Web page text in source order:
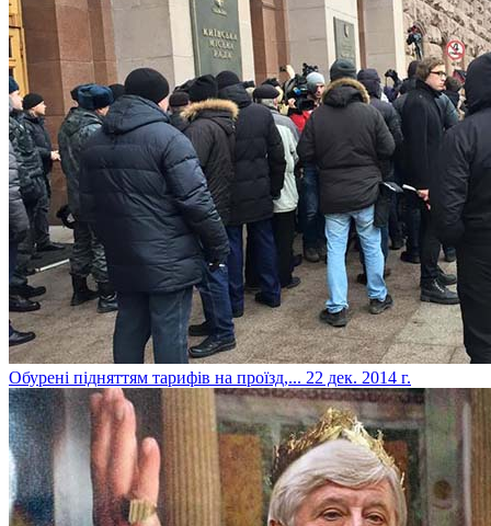
Обурені підняттям тарифів на проїзд,... 22 дек. 2014 г.